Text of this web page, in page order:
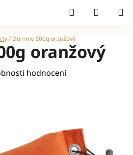
Hledat
/ Dummy 500g oranžový
oranžový
hodnocení